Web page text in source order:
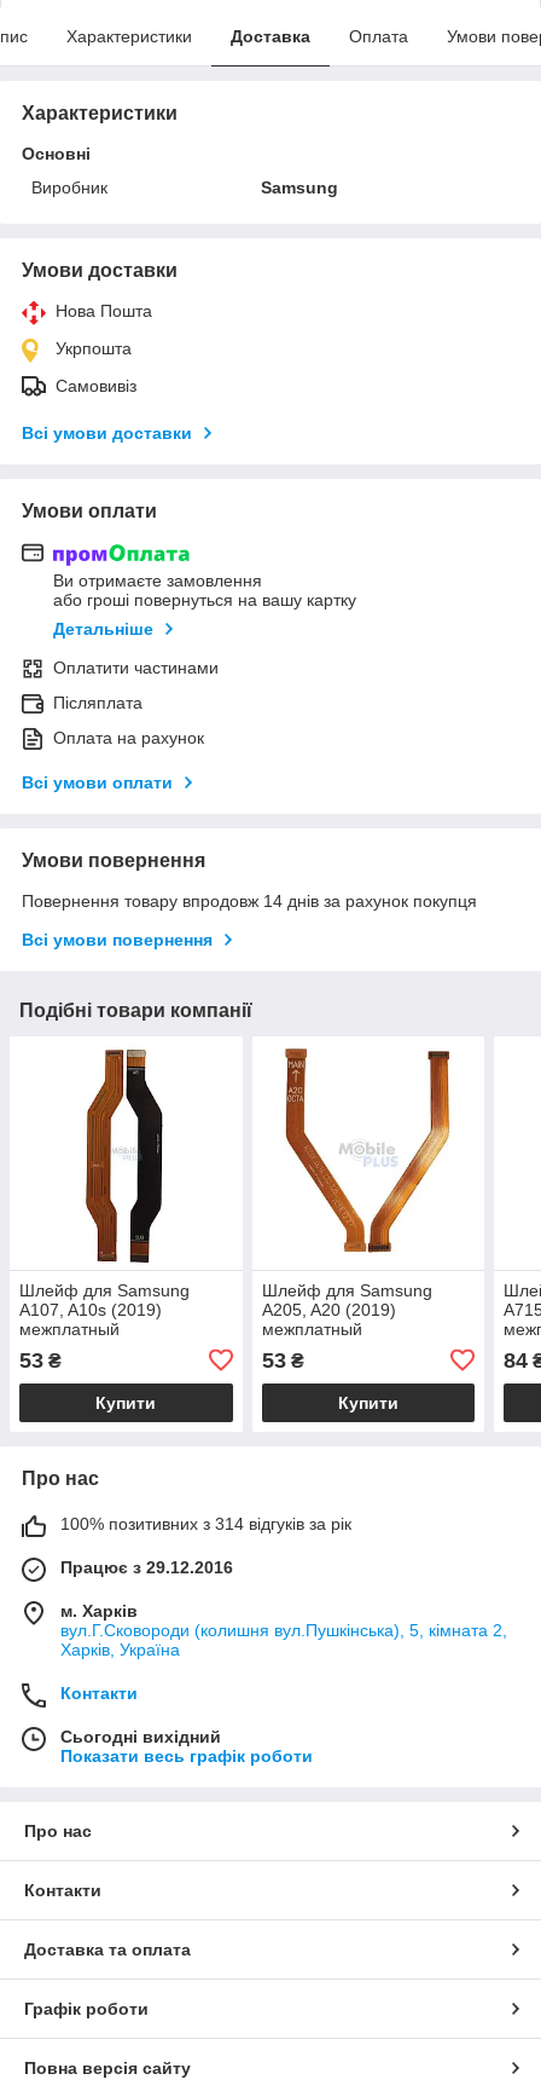
Характеристики Доставка Оплата Умови
Характеристики
Основні
Виробник
Samsung
Умови доставки
Нова Пошта
Укрпошта
Самовивіз
Всі умови доставки
Умови оплати
Ви отримаєте замовлення
або гроші повернуться на вашу картку
Детальніше
Оплатити частинами
Післяплата
Оплата на рахунок
Всі умови оплати
Умови повернення
Повернення товару впродовж 14 днів за рахунок покупця
Всі умови повернення
Подібні товари компанії
Шлейф для Samsung
A107, A10s (2019)
межплатный
53 ₴
Купити
Шлейф для Samsung
A205, A20 (2019)
межплатный
53₴
Купити
84
Про нас
100% позитивних з 314 відгуків за рік
Працює з 29.12.2016
м. Харків
вул.Г.Сковороди (колишня вул.Пушкінська), 5, кімната 2,
Харків, Україна
Контакти
Сьогодні вихідний
Показати весь графік роботи
Про нас
Контакти
Доставка та оплата
Графік роботи
Повна версія сайту